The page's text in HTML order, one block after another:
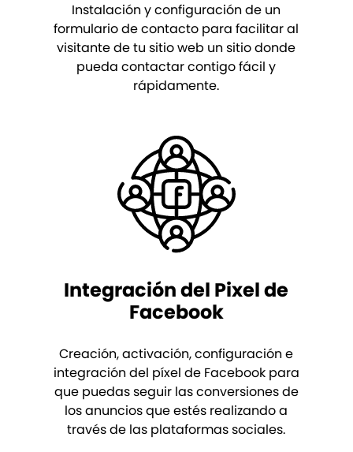
Instalación y configuración de un
formulario de contacto para facilitar al
visitante de tu sitio web un sitio donde
pueda contactar contigo fácil y
rápidamente.
Integración del Pixel de
Facebook
Creación, activación, configuración e
integración del píxel de Facebook para
que puedas seguir las conversiones de
los anuncios que estés realizando a
través de las plataformas sociales.